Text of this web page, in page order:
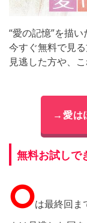
“愛の記憶”を描
今すぐ無料で見る
見逃した方や、
→愛は
無料お試しで
⭘は最終回ま